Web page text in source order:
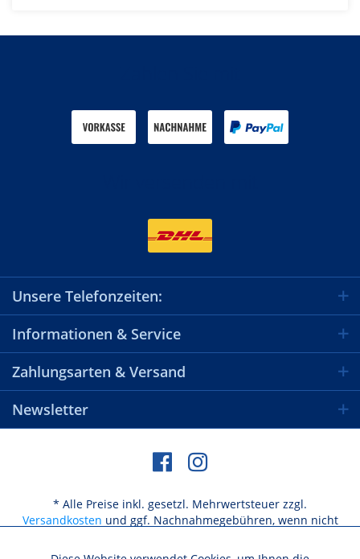
Unsere Telefonzeiten:
Informationen & Service
Zahlungsarten & Versand
Newsletter
* Alle Preise inkl. gesetzl. Mehrwertsteuer zzgl.
Versandkosten und ggf. Nachnahmegebühren, wenn nicht